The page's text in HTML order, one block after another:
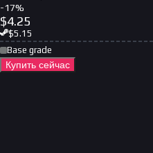
-17%
$4.25
$5.15
Base grade
Купить сейчас